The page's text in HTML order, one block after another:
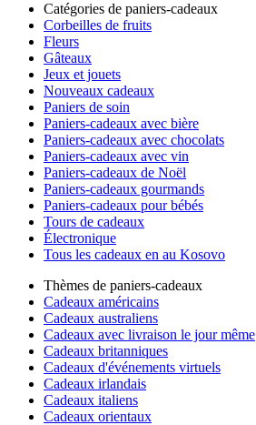
Catégories de paniers-cadeaux
Corbeilles de fruits
Fleurs
Gâteaux
Jeux et jouets
Nouveaux cadeaux
Paniers de soin
Paniers-cadeaux avec bière
Paniers-cadeaux avec chocolats
Paniers-cadeaux avec vin
Paniers-cadeaux de Noël
Paniers-cadeaux gourmands
Paniers-cadeaux pour bébés
Tours de cadeaux
Électronique
Tous les cadeaux en au Kosovo
Thèmes de paniers-cadeaux
Cadeaux américains
Cadeaux australiens
Cadeaux avec livraison le jour même
Cadeaux britanniques
Cadeaux d'événements virtuels
Cadeaux irlandais
Cadeaux italiens
Cadeaux orientaux